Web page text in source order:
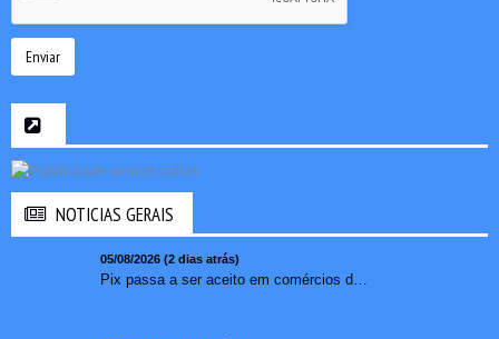
Enviar
NOTICIAS GERAIS
05/08/2026 (2 dias atrás)
Pix passa a ser aceito em comércios de oito países e amplia opções de pagamento para brasileiros no exterior